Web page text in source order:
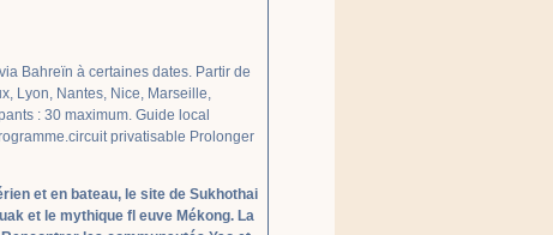
Bahreïn à certaines dates. Partir de
Lyon, Nantes, Nice, Marseille,
: 30 maximum. Guide local
privatisable Prolonger
et en bateau, le site de Sukhothai
et le mythique fl euve Mékong. La